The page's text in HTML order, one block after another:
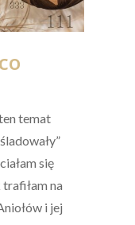
temat
się
na
i jej